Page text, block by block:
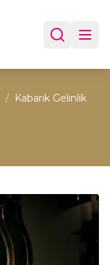
/ Kabarık Gelinlik